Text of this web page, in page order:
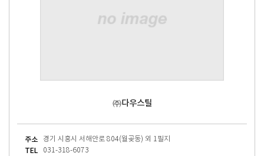
㈜다우스틸
주소 경기 시흥시 서해안로 804(월곶동) 외 1필지
TEL 031-318-6073